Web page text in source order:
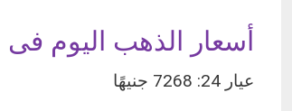
أسعار الذهب اليوم فى مصر
عيار 24: 7268 جنيهًا